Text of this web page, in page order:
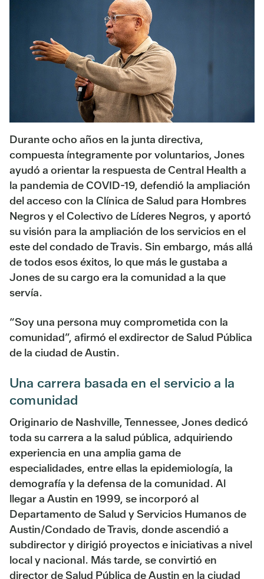
Durante ocho años en la junta directiva,
compuesta íntegramente por voluntarios, Jones
ayudó a orientar la respuesta de Central Health a
la pandemia de COVID-19, defendió la ampliación
del acceso con la Clínica de Salud para Hombres
Negros y el Colectivo de Líderes Negros, y aportó
su visión para la ampliación de los servicios en el
este del condado de Travis. Sin embargo, más allá
de todos esos éxitos, lo que más le gustaba a
Jones de su cargo era la comunidad a la que
servía.
“Soy una persona muy comprometida con la
comunidad”, afirmó el exdirector de Salud Pública
de la ciudad de Austin.
Una carrera basada en el servicio a la
comunidad
Originario de Nashville, Tennessee, Jones dedicó
toda su carrera a la salud pública, adquiriendo
experiencia en una amplia gama de
especialidades, entre ellas la epidemiología, la
demografía y la defensa de la comunidad. Al
llegar a Austin en 1999, se incorporó al
Departamento de Salud y Servicios Humanos de
Austin/Condado de Travis, donde ascendió a
subdirector y dirigió proyectos e iniciativas a nivel
local y nacional. Más tarde, se convirtió en
director de Salud Pública de Austin en la ciudad